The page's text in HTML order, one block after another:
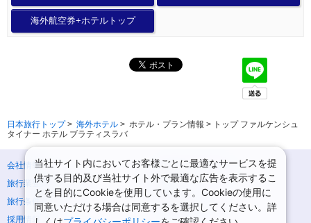
海外航空券+ホテルトップ
日本旅行トップ> 海外ホテル > ホテル・プラン情報 > トップ ファルケンシュ
タイナー ホテル ブラティスラバ
会社情報
プライバシーポリシー
旅行業登録票・約款
規約集
旅行条件書
ニュースリリース
採用情報
サイトマップ
当社サイト内においてお客様ごとに最適なサービスを提
供する目的及び当社サイト外で最適な広告を表示するこ
とを目的にCookieを使用しています。Cookieの使用に
同意いただける場合は同意するを選択してください。詳